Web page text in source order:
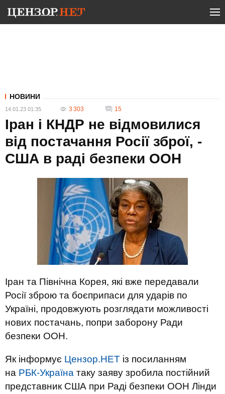
НОВИНИ
14.01.23 01:35 3 303 15
Іран і КНДР не відмовилися
від постачання Росії зброї, -
США в раді безпеки ООН
Іран та Північна Корея, які вже передавали
Росії зброю та боєприпаси для ударів по
Україні, продовжують розглядати можливості
нових постачань, попри заборону Ради
безпеки ООН.
Як інформує Цензор.НЕТ із посиланням
на РБК-Україна таку заяву зробила постійний
представник США при Раді безпеки ООН Лінди